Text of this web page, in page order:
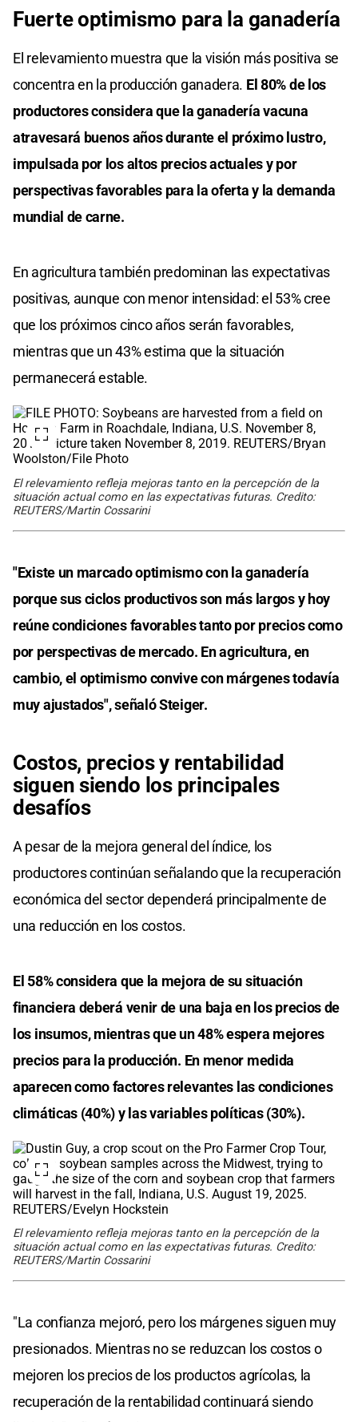
Fuerte optimismo para la ganadería
El relevamiento muestra que la visión más positiva se
concentra en la producción ganadera. El 80% de los
productores considera que la ganadería vacuna
atravesará buenos años durante el próximo lustro,
impulsada por los altos precios actuales y por
perspectivas favorables para la oferta y la demanda
mundial de carne.
En agricultura también predominan las expectativas
positivas, aunque con menor intensidad: el 53% cree
que los próximos cinco años serán favorables,
mientras que un 43% estima que la situación
permanecerá estable.
El relevamiento refleja mejoras tanto en la percepción de la
situación actual como en las expectativas futuras. Credito:
REUTERS/Martin Cossarini
"Existe un marcado optimismo con la ganadería
porque sus ciclos productivos son más largos y hoy
reúne condiciones favorables tanto por precios como
por perspectivas de mercado. En agricultura, en
cambio, el optimismo convive con márgenes todavía
muy ajustados", señaló Steiger.
Costos, precios y rentabilidad
siguen siendo los principales
desafíos
A pesar de la mejora general del índice, los
productores continúan señalando que la recuperación
económica del sector dependerá principalmente de
una reducción en los costos.
El 58% considera que la mejora de su situación
financiera deberá venir de una baja en los precios de
los insumos, mientras que un 48% espera mejores
precios para la producción. En menor medida
aparecen como factores relevantes las condiciones
climáticas (40%) y las variables políticas (30%).
El relevamiento refleja mejoras tanto en la percepción de la
situación actual como en las expectativas futuras. Credito:
REUTERS/Martin Cossarini
"La confianza mejoró, pero los márgenes siguen muy
presionados. Mientras no se reduzcan los costos o
mejoren los precios de los productos agrícolas, la
recuperación de la rentabilidad continuará siendo